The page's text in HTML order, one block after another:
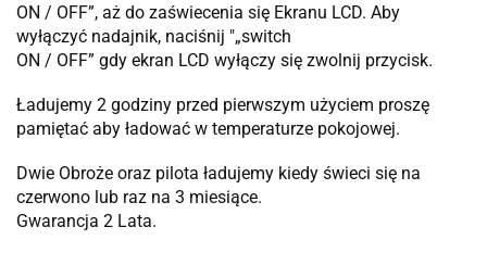
ON / OFF”, aż do zaświecenia się Ekranu LCD. Aby
wyłączyć nadajnik, naciśnij "„switch
ON / OFF” gdy ekran LCD wyłączy się zwolnij przycisk.
Ładujemy 2 godziny przed pierwszym użyciem proszę
pamiętać aby ładować w temperaturze pokojowej.
Dwie Obroże oraz pilota ładujemy kiedy świeci się na
czerwono lub raz na 3 miesiące.
Gwarancja 2 Lata.